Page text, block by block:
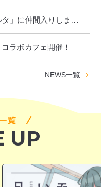
」に仲間入りしま
ラボカフェ開催！
NEWS一覧
覧
UP